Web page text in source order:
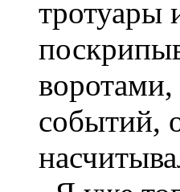
тротуары
событий,